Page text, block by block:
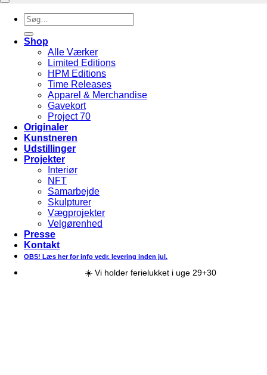
Søg
efter:
Shop
Alle Værker
Limited Editions
HPM Editions
Time Releases
Apparel & Merchandise
Gavekort
Project 70
Originaler
Kunstneren
Udstillinger
Projekter
Interiør
NFT
Samarbejde
Skulpturer
Vægprojekter
Velgørenhed
Presse
Kontakt
OBS! Læs her for info vedr. levering inden jul.
☀️ Vi holder ferielukket i uge 29+30